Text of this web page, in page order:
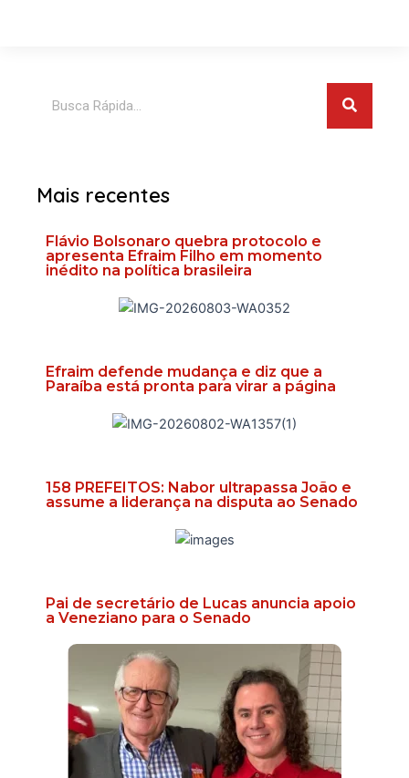
Mais recentes
Flávio Bolsonaro quebra protocolo e
apresenta Efraim Filho em momento
inédito na política brasileira
Efraim defende mudança e diz que a
Paraíba está pronta para virar a página
158 PREFEITOS: Nabor ultrapassa João e
assume a liderança na disputa ao Senado
Pai de secretário de Lucas anuncia apoio
a Veneziano para o Senado